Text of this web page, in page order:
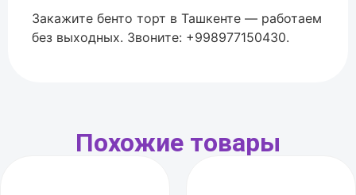
Закажите бенто торт в Ташкенте — работаем
без выходных. Звоните: +998977150430.
Похожие товары